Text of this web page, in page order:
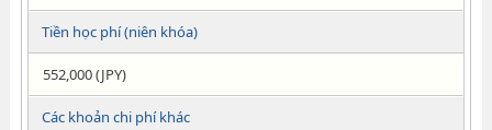
Tiền học phí (niên khóa)
552,000 (JPY)
Các khoản chi phí khác